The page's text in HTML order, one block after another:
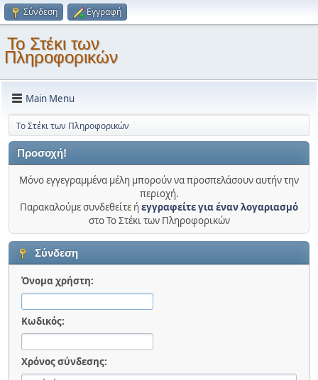
Σύνδεση Εγγραφή
Το Στέκι των
Πληροφορικών
Main Menu
Το Στέκι των Πληροφορικών
Προσοχή!
Μόνο εγγεγραμμένα μέλη μπορούν να προσπελάσουν αυτήν την
περιοχή.
Παρακαλούμε συνδεθείτε ήεγγραφείτε για έναν λογαριασμό
στο Το Στέκι των Πληροφορικών
Σύνδεση
Όνομα χρήστη:
Κωδικός:
Χρόνος σύνδεσης: